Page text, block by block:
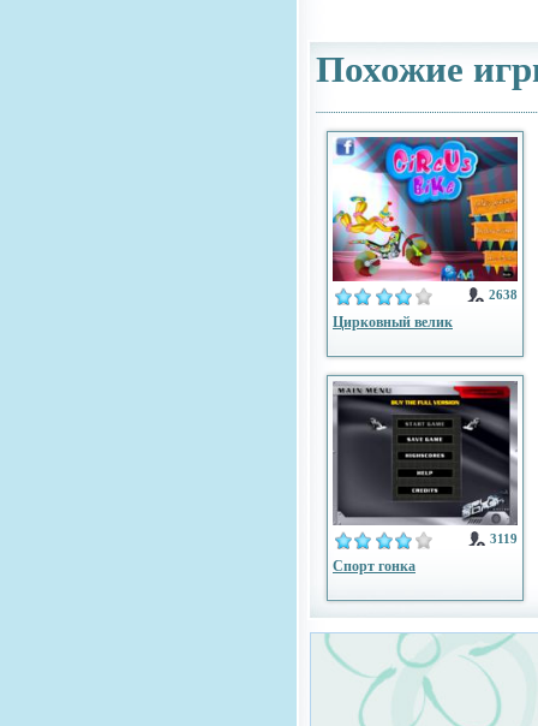
Похожие
2638
Цирковный велик
3119
Спорт гонка